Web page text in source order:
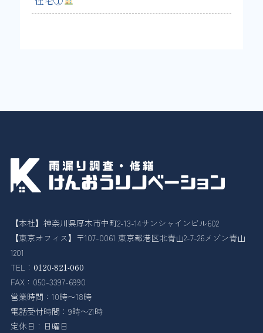
【本社】神奈川県厚木市中町2-13-14サンシャインビル602
【東京オフィス】〒107-0061 東京都港区北青山2-7-26メゾン青山
1201
TEL： 0120-821-060
FAX：050-3397-6990
営業時間：10時〜18時
電話受付時間：9時〜21時
定休日：日曜日